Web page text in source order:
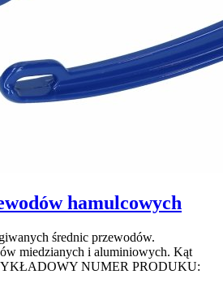
hamulcowych
średnic przewodów.
miedzianych i aluminiowych. Kąt
NUMER PRODUKU: